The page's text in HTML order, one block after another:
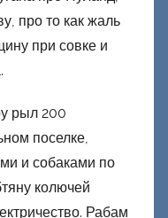
про то как жаль
при совке и
рыл 200
поселке,
и собаками по
колючей
Рабам